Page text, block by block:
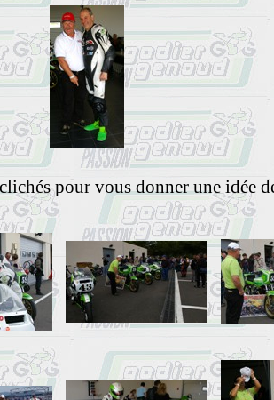
pour vous donner une idée